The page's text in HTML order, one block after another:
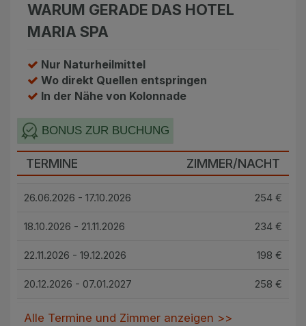
WARUM GERADE DAS HOTEL
MARIA SPA
Nur Naturheilmittel
Wo direkt Quellen entspringen
In der Nähe von Kolonnade
BONUS ZUR BUCHUNG
TERMINE ZIMMER/NACHT
26.06.2026 - 17.10.2026 254 €
18.10.2026 - 21.11.2026 234 €
22.11.2026 - 19.12.2026 198 €
20.12.2026 - 07.01.2027 258 €
Alle Termine und Zimmer anzeigen >>